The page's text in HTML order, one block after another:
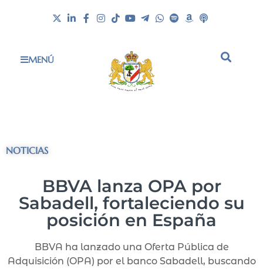
MENÚ
NOTICIAS
BBVA lanza OPA por
Sabadell, fortaleciendo su
posición en España
BBVA ha lanzado una Oferta Pública de
Adquisición (OPA) por el banco Sabadell, buscando